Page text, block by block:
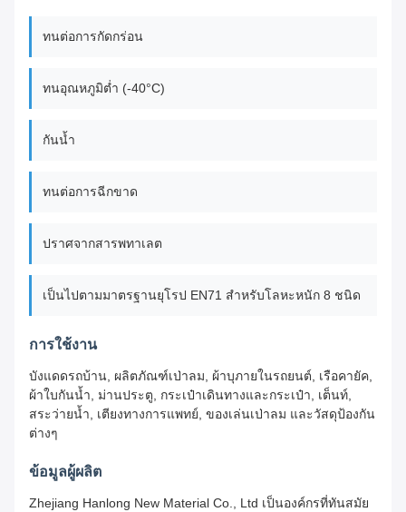
ทนต่อการกัดกร่อน
ทนอุณหภูมิต่ำ (-40°C)
กันน้ำ
ทนต่อการฉีกขาด
ปราศจากสารพทาเลต
เป็นไปตามมาตรฐานยุโรป EN71 สำหรับโลหะหนัก 8 ชนิด
การใช้งาน
บังแดดรถบ้าน, ผลิตภัณฑ์เป่าลม, ผ้าบุภายในรถยนต์, เรือคายัค,
ผ้าใบกันน้ำ, ม่านประตู, กระเป๋าเดินทางและกระเป๋า, เต็นท์,
สระว่ายน้ำ, เตียงทางการแพทย์, ของเล่นเป่าลม และวัสดุป้องกัน
ต่างๆ
ข้อมูลผู้ผลิต
Zhejiang Hanlong New Material Co., Ltd เป็นองค์กรที่ทันสมัย